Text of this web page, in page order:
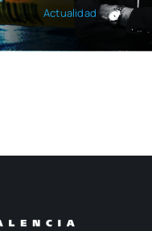
Actua­li­dad